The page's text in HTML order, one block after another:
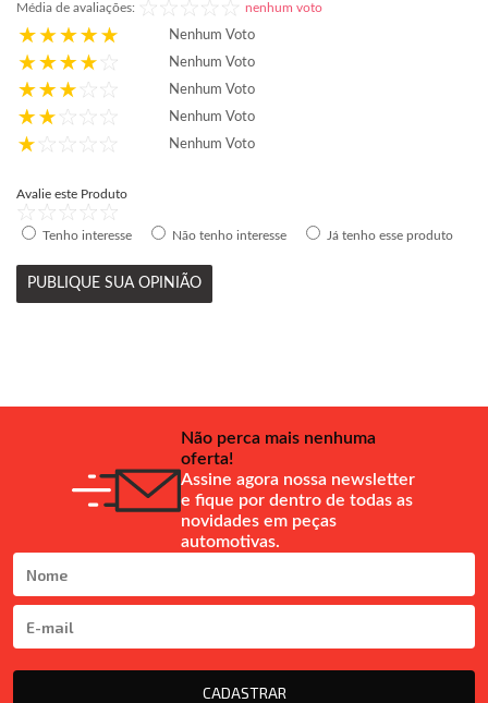
Média de avaliações: nenhum voto
Nenhum Voto
Nenhum Voto
Nenhum Voto
Nenhum Voto
Nenhum Voto
Avalie este Produto
Tenho interesse Não tenho interesse Já tenho esse produto
PUBLIQUE SUA OPINIÃO
Não perca mais nenhuma
oferta!
Assine agora nossa newsletter
e fique por dentro de todas as
novidades em peças
automotivas.
CADASTRAR